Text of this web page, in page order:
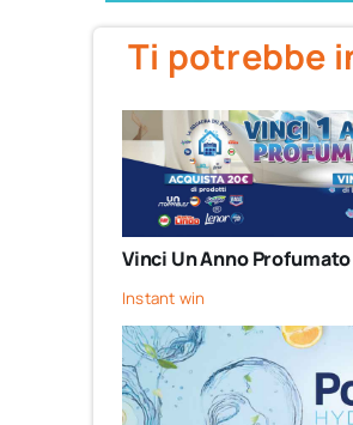
Ti potrebbe
Vinci Un Anno
Instant win